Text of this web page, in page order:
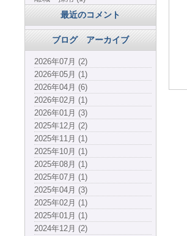
最近のコメント
ブログ アーカイブ
2026年07月 (2)
2026年05月 (1)
2026年04月 (6)
2026年02月 (1)
2026年01月 (3)
2025年12月 (2)
2025年11月 (1)
2025年10月 (1)
2025年08月 (1)
2025年07月 (1)
2025年04月 (3)
2025年02月 (1)
2025年01月 (1)
2024年12月 (2)